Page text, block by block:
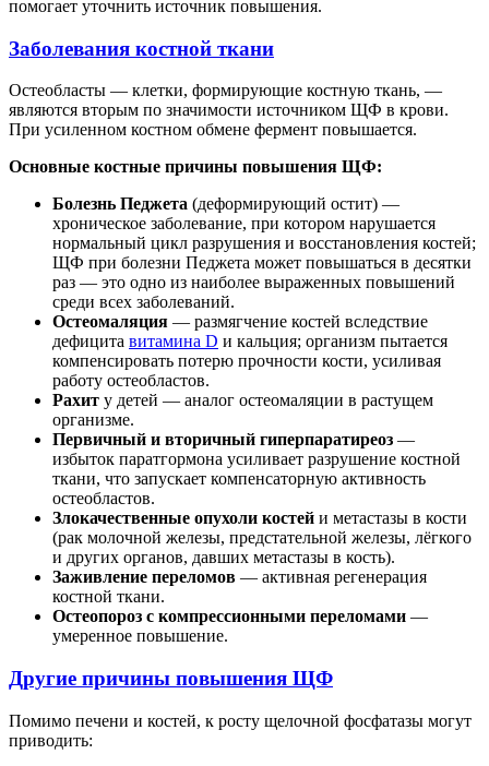
помогает уточнить источник повышения.
Заболевания костной ткани
Остеобласты — клетки, формирующие костную ткань, —
являются вторым по значимости источником ЩФ в крови.
При усиленном костном обмене фермент повышается.
Основные костные причины повышения ЩФ:
Болезнь Педжета (деформирующий остит) —
хроническое заболевание, при котором нарушается
нормальный цикл разрушения и восстановления костей;
ЩФ при болезни Педжета может повышаться в десятки
раз — это одно из наиболее выраженных повышений
среди всех заболеваний.
Остеомаляция — размягчение костей вследствие
дефицита витамина D и кальция; организм пытается
компенсировать потерю прочности кости, усиливая
работу остеобластов.
Рахит у детей — аналог остеомаляции в растущем
организме.
Первичный и вторичный гиперпаратиреоз —
избыток паратгормона усиливает разрушение костной
ткани, что запускает компенсаторную активность
остеобластов.
Злокачественные опухоли костей и метастазы в кости
(рак молочной железы, предстательной железы, лёгкого
и других органов, давших метастазы в кость).
Заживление переломов — активная регенерация
костной ткани.
Остеопороз с компрессионными переломами —
умеренное повышение.
Другие причины повышения ЩФ
Помимо печени и костей, к росту щелочной фосфатазы могут
приводить: